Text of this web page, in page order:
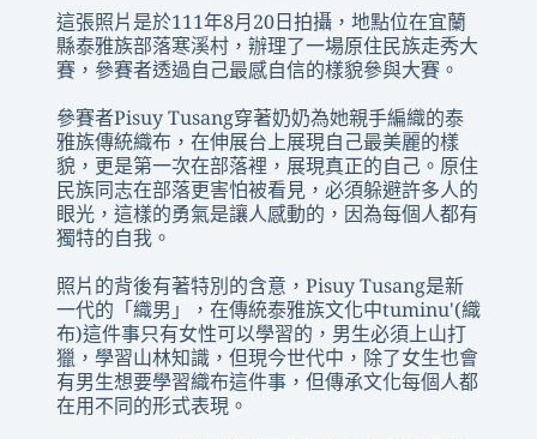
這張照片是於111年8月20日拍攝，地點位在宜蘭
縣泰雅族部落寒溪村，辦理了一場原住民族走秀大
賽，參賽者透過自己最感自信的樣貌參與大賽。
參賽者Pisuy Tusang穿著奶奶為她親手編織的泰
雅族傳統織布，在伸展台上展現自己最美麗的樣
貌，更是第一次在部落裡，展現真正的自己。原住
民族同志在部落更害怕被看見，必須躲避許多人的
眼光，這樣的勇氣是讓人感動的，因為每個人都有
獨特的自我。
照片的背後有著特別的含意，Pisuy Tusang是新
一代的「織男」，在傳統泰雅族文化中tuminu'(織
布)這件事只有女性可以學習的，男生必須上山打
獵，學習山林知識，但現今世代中，除了女生也會
有男生想要學習織布這件事，但傳承文化每個人都
在用不同的形式表現。